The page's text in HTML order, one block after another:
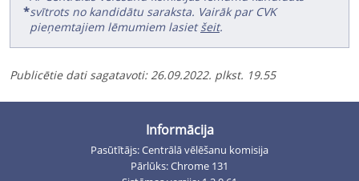
*svītrots no kandidātu saraksta. Vairāk par CVK
pieņemtajiem lēmumiem lasietšeit.
Publicētie dati sagatavoti:26.09.2022. plkst. 19.55
Informācija
Pasūtītājs: Centrālā vēlēšanu komisija
Pārlūks: Chrome 131